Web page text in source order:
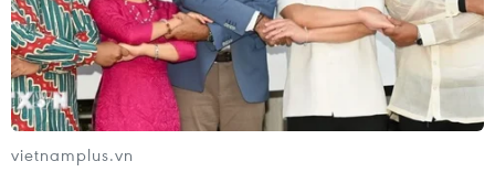
vietnamplus.vn